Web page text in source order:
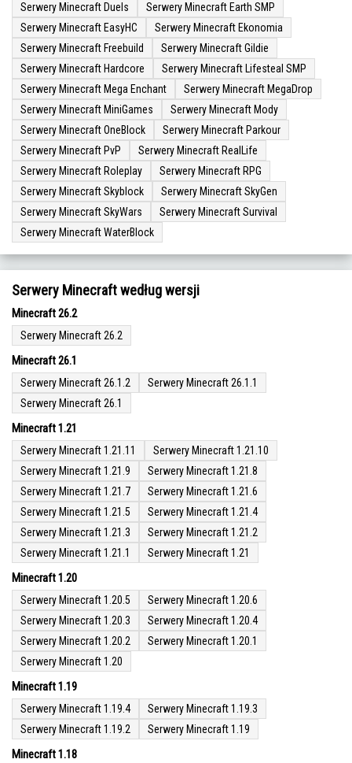
Serwery Minecraft Duels
Serwery Minecraft Earth SMP
Serwery Minecraft EasyHC
Serwery Minecraft Ekonomia
Serwery Minecraft Freebuild
Serwery Minecraft Gildie
Serwery Minecraft Hardcore
Serwery Minecraft Lifesteal SMP
Serwery Minecraft Mega Enchant
Serwery Minecraft MegaDrop
Serwery Minecraft MiniGames
Serwery Minecraft Mody
Serwery Minecraft OneBlock
Serwery Minecraft Parkour
Serwery Minecraft PvP
Serwery Minecraft RealLife
Serwery Minecraft Roleplay
Serwery Minecraft RPG
Serwery Minecraft Skyblock
Serwery Minecraft SkyGen
Serwery Minecraft SkyWars
Serwery Minecraft Survival
Serwery Minecraft WaterBlock
Serwery Minecraft według wersji
Minecraft 26.2
Serwery Minecraft 26.2
Minecraft 26.1
Serwery Minecraft 26.1.2
Serwery Minecraft 26.1.1
Serwery Minecraft 26.1
Minecraft 1.21
Serwery Minecraft 1.21.11
Serwery Minecraft 1.21.10
Serwery Minecraft 1.21.9
Serwery Minecraft 1.21.8
Serwery Minecraft 1.21.7
Serwery Minecraft 1.21.6
Serwery Minecraft 1.21.5
Serwery Minecraft 1.21.4
Serwery Minecraft 1.21.3
Serwery Minecraft 1.21.2
Serwery Minecraft 1.21.1
Serwery Minecraft 1.21
Minecraft 1.20
Serwery Minecraft 1.20.5
Serwery Minecraft 1.20.6
Serwery Minecraft 1.20.3
Serwery Minecraft 1.20.4
Serwery Minecraft 1.20.2
Serwery Minecraft 1.20.1
Serwery Minecraft 1.20
Minecraft 1.19
Serwery Minecraft 1.19.4
Serwery Minecraft 1.19.3
Serwery Minecraft 1.19.2
Serwery Minecraft 1.19
Minecraft 1.18